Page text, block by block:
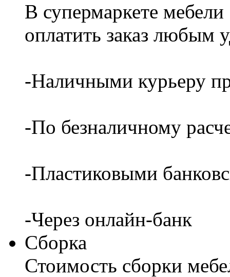
В супермаркете
оплатить заказ любым
-Наличными курьеру
-По безналичному
-Пластиковыми
-Через онлайн-банк
Сборка
Стоимость сборки